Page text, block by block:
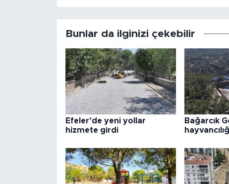
Bunlar da ilginizi çekebilir
Efeler’de yeni yollar
hizmete girdi
Bağarcık